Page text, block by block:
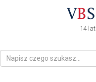
14